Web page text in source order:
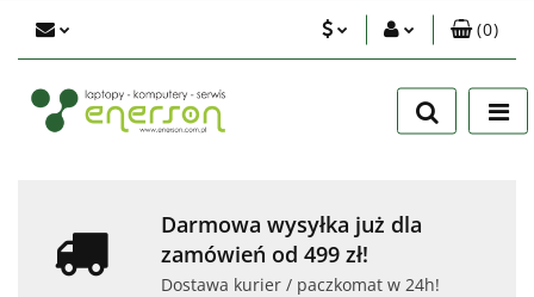
Zaloguj się
Zarejestruj się
(0)
Darmowa wysyłka już dla
zamówień od 499 zł!
Dostawa kurier / paczkomat w 24h!